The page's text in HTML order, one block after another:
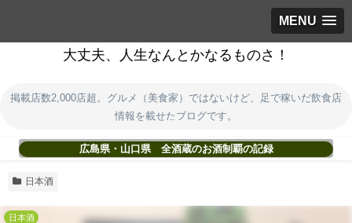
MENU
大丈夫、人生なんとかなるものさ！
掲載店数2,000店超。グルメ（美食家）ではないけど、足で稼いだ飲食店
情報を載せたブログです。
広島県・山口県 全酒蔵のお酒制覇の記録
日本酒
日本酒